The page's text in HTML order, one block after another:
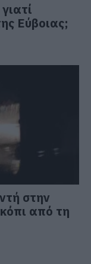
Εύβοιας;
στην
από τη